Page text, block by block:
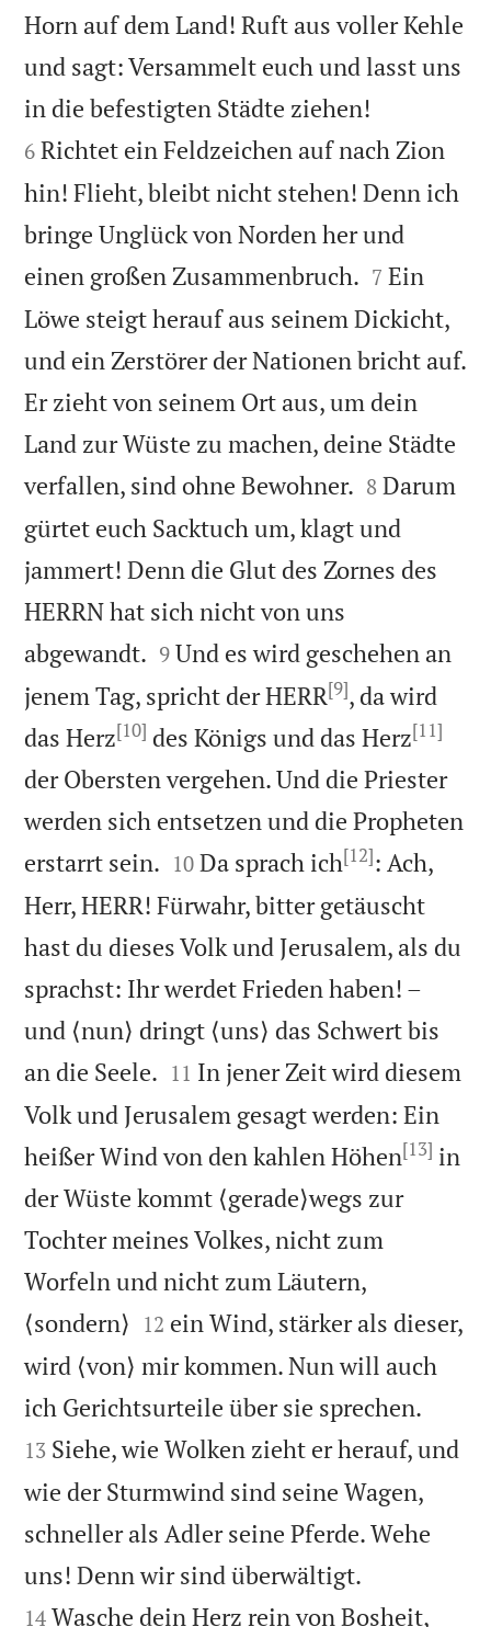
Horn auf dem Land! Ruft aus voller Kehle
und sagt: Versammelt euch und lasst uns
in die befestigten Städte ziehen!
6 Richtet ein Feldzeichen auf nach Zion
hin! Flieht, bleibt nicht stehen! Denn ich
bringe Unglück von Norden her und
einen großen Zusammenbruch. 

7 Ein
Löwe steigt herauf aus seinem Dickicht,
und ein Zerstörer der Nationen bricht auf.
Er zieht von seinem Ort aus, um dein
Land zur Wüste zu machen, deine Städte
verfallen, sind ohne Bewohner. 

8 Darum
gürtet euch Sacktuch um, klagt und
jammert! Denn die Glut des Zornes des
HERRN hat sich nicht von uns
abgewandt. 

9 Und es wird geschehen an
jenem Tag, spricht der HERR[9], da wird
das Herz[10] des Königs und das Herz[11]
der Obersten vergehen. Und die Priester
werden sich entsetzen und die Propheten
erstarrt sein. 

10 Da sprach ich[12]: Ach,
Herr, HERR! Fürwahr, bitter getäuscht
hast du dieses Volk und Jerusalem, als du
sprachst: Ihr werdet Frieden haben! –
und ⟨nun⟩ dringt ⟨uns⟩ das Schwert bis
an die Seele. 

11 In jener Zeit wird diesem
Volk und Jerusalem gesagt werden: Ein
heißer Wind von den kahlen Höhen[13] in
der Wüste kommt ⟨gerade⟩wegs zur
Tochter meines Volkes, nicht zum
Worfeln und nicht zum Läutern,
⟨sondern⟩ 

12 ein Wind, stärker als dieser,
wird ⟨von⟩ mir kommen. Nun will auch
ich Gerichtsurteile über sie sprechen.
13 Siehe, wie Wolken zieht er herauf, und
wie der Sturmwind sind seine Wagen,
schneller als Adler seine Pferde. Wehe
uns! Denn wir sind überwältigt.
14 Wasche dein Herz rein von Bosheit,